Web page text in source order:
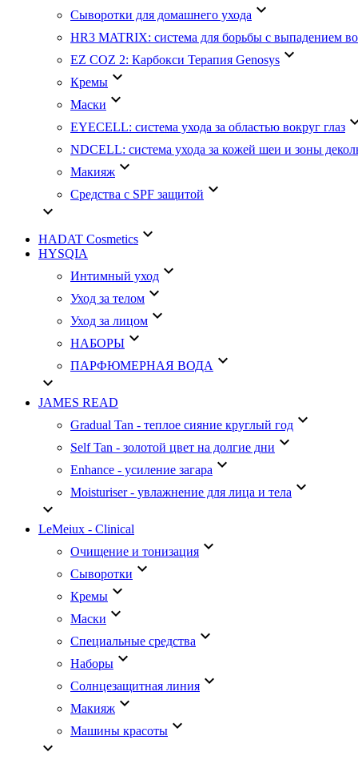
Сыворотки для домашнего ухода keyboard_arrow_down
HR3 MATRIX: система для борьбы с выпадением
EZ COZ 2: Карбокси Терапия Genosys keyboard_arrow_down
Кремы keyboard_arrow_down
Маски keyboard_arrow_down
EYECELL: система ухода за областью вокруг глаз
NDCELL: система ухода за кожей шеи и зоны
Макияж keyboard_arrow_down
Средства с SPF защитой keyboard_arrow_down
keyboard_arrow_down
HADAT Cosmetics keyboard_arrow_down
HYSQIA
Интимный уход keyboard_arrow_down
Уход за телом keyboard_arrow_down
Уход за лицом keyboard_arrow_down
НАБОРЫ keyboard_arrow_down
ПАРФЮМЕРНАЯ ВОДА keyboard_arrow_down
keyboard_arrow_down
JAMES READ
Gradual Tan - теплое сияние круглый год keyboard_arrow_down
Self Tan - золотой цвет на долгие дни keyboard_arrow_down
Enhance - усиление загара keyboard_arrow_down
Moisturiser - увлажнение для лица и тела keyboard_arrow_down
keyboard_arrow_down
LeMeiux - Clinical
Очищение и тонизация keyboard_arrow_down
Сыворотки keyboard_arrow_down
Кремы keyboard_arrow_down
Маски keyboard_arrow_down
Специальные средства keyboard_arrow_down
Наборы keyboard_arrow_down
Солнцезащитная линия keyboard_arrow_down
Макияж keyboard_arrow_down
Машины красоты keyboard_arrow_down
keyboard_arrow_down